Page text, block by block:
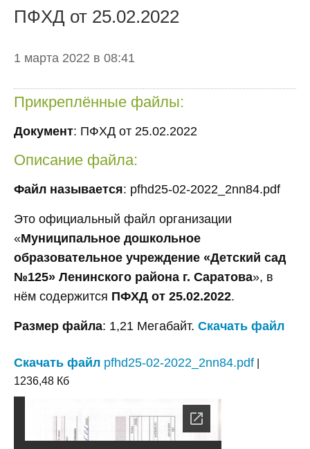
ПФХД от 25.02.2022
1 марта 2022 в 08:41
Прикреплённые файлы:
Документ: ПФХД от 25.02.2022
Описание файла:
Файл называется: pfhd25-02-2022_2nn84.pdf
Это официальный файл организации
«Муниципальное дошкольное
образовательное учреждение «Детский сад
№125» Ленинского района г. Саратова», в
нём содержится ПФХД от 25.02.2022.
Размер файла: 1,21 Мегабайт. Скачать файл
Скачать файл pfhd25-02-2022_2nn84.pdf
1236,48 Кб